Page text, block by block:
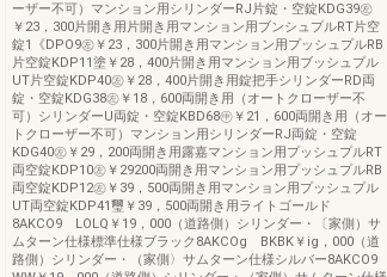
ーザー不可）マンション用シリンダーRJ片錠・空錠KDG39㊧
￥23，300片開き用片開き用マンション用ブンシュプルRT片空
錠1《DPO9㊧￥23，300片開き用マンション用プッシュプルRB
片空錠KDP11塗￥28，400片開き用マンション用ブッシュプル
UT片空錠KDP40㊧￥28，400片開き用錠把手シリンダーRD両
錠・空錠KDG38㊧￥18，600両開き用（オートクローザー不
可）シリンダーU両錠・空錠KBD68㊥￥21，600両開き用（オー
トクローザー不可）マンション用シリンダーRJ両錠・空錠
KDG40㊧￥29，200両開き用露嘉マンション用プッシュプルRT
両空錠KDP10㊧￥29200両開き用マンション用プッシュプルRB
両空錠KDP12㊧￥39，500両開き用マンション用プッシュプル
UT両空錠KDP41璽￥39，500両開き用ライトゴールド
8AKCO9 LOLQ￥19，000（道路側）シリンダー・〔家側）サ
ムターン仕様標準仕様ブラック8AKCOg BKBK￥ig，000（道
路側）シリンダー・（家側〉サムターン仕様シルバー8AKCO9